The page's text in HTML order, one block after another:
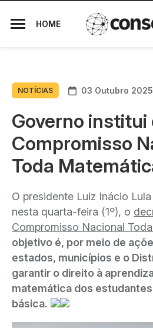
HOME
NOTÍCIAS 03 Outubro 2025
Governo institui
Compromisso
Toda
O presidente Luiz Inácio
nesta quarta-feira (1º), o
Compromisso Nacional
objetivo é, por meio de
estados, municípios e o
garantir o direito à
matemática dos
básica.